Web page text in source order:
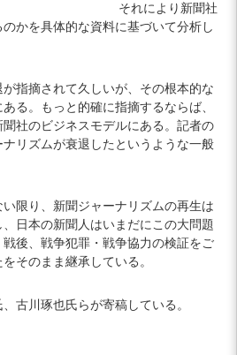
それにより新聞社
かを具体的な資料に基づいて分析し
指摘されて久しいが、その根本的な
る。もっと的確に指摘するならば、
聞社のビジネスモデルにある。記者の
リズムが衰退したというような一般
い限り、新聞ジャーナリズムの再生は
日本の新聞人はいまだにこの大問題
後、戦争犯罪・戦争協力の検証をご
そのまま継承している。
古川琢也氏らが寄稿している。